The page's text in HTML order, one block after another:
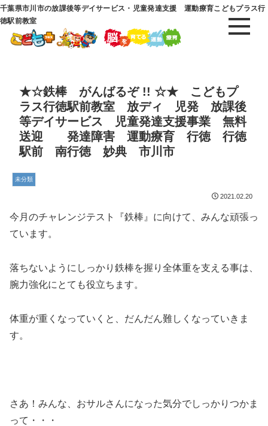
千葉県市川市の放課後等デイサービス・児童発達支援 運動療育こどもプラス行
徳駅前教室
★☆鉄棒 がんばるぞ !! ☆★ こどもプ
ラス行徳駅前教室 放ディ 児発 放課後
等デイサービス 児童発達支援事業 無料
送迎 発達障害 運動療育 行徳 行徳
駅前 南行徳 妙典 市川市
未分類
2021.02.20
今月のチャレンジテスト『鉄棒』に向けて、みんな頑張っ
ています。
落ちないようにしっかり鉄棒を握り全体重を支える事は、
腕力強化にとても役立ちます。
体重が重くなっていくと、だんだん難しくなっていきま
す。
さあ！みんな、おサルさんになった気分でしっかりつかま
って・・・